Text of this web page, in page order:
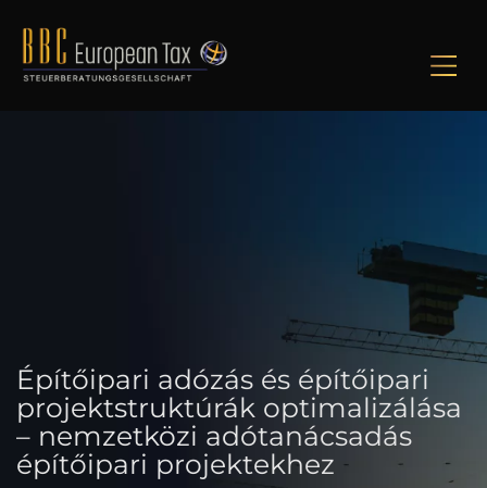
Építőipari adózás és építőipari
projektstruktúrák optimalizálása
– nemzetközi adótanácsadás
építőipari projektekhez